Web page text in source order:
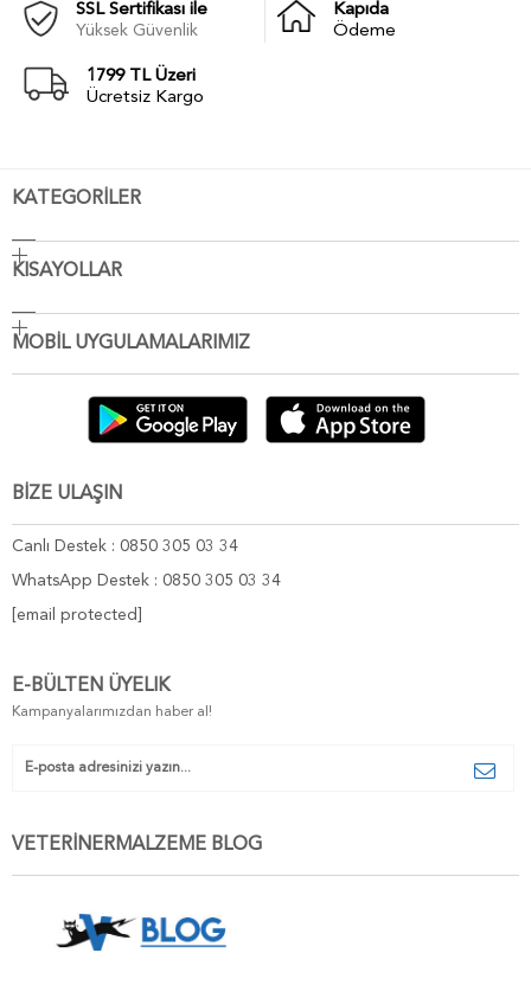
SSL Sertifikası ile
Yüksek Güvenlik
Kapıda
Ödeme
1799 TL Üzeri
Ücretsiz Kargo
KATEGORİLER
KISAYOLLAR
MOBİL UYGULAMALARIMIZ
BİZE ULAŞIN
Canlı Destek : 0850 305 03 34
WhatsApp Destek : 0850 305 03 34
[email protected]
E-BÜLTEN ÜYELIK
Kampanyalarımızdan haber al!
VETERİNERMALZEME BLOG